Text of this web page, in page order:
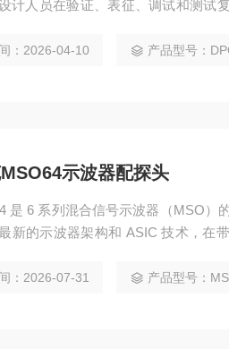
计人员在验证、表征、调试和测试
等示波器咨询客服
：2026-04-10 产品型号：
示波器配探头
是 6 系列混合信号示波器（MSO）
新的示波器架构和 ASIC 技术，在
探头
：2026-07-31 产品型号：